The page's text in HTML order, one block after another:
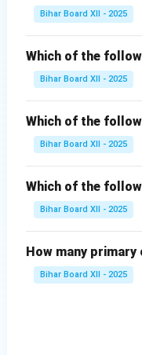
क्योंकि इन आयु समूहों
अभी विकसित हो
है क्योंकि उनके
होती है। यदि बच्चा
कमजोर हो सकती हैं,
आवश्यकता होती है,
समस्याओं से बचा जा
Bihar Board XII - 2025
Which of the
Bihar Board XII - 2025
Which of the
Bihar Board XII - 2025
Which of the
Bihar Board XII - 2025
How many
Bihar Board XII - 2025